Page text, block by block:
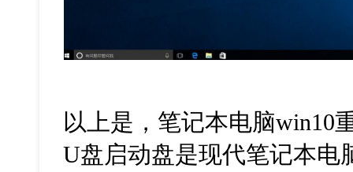
以上是，笔记本电脑win10
U盘启动盘是现代笔记本电